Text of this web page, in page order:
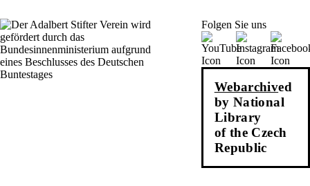
Folgen Sie uns
Webarchived
by National
Library
of the Czech
Republic